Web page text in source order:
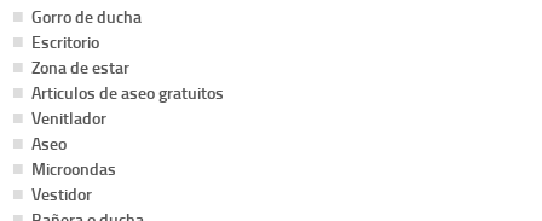
Gorro de ducha
Escritorio
Zona de estar
Articulos de aseo gratuitos
Venitlador
Aseo
Microondas
Vestidor